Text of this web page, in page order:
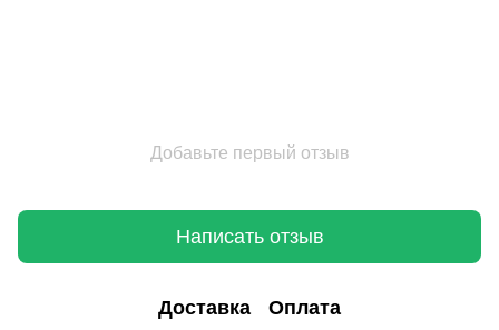
Добавьте первый отзыв
Написать отзыв
Доставка Оплата